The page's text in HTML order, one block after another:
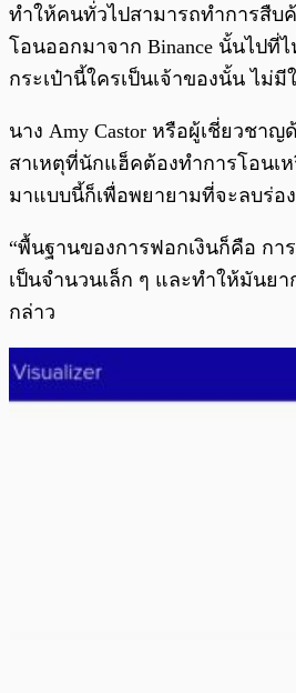
ทำให้คนทั่วไปสามารถทำการสืบ
โอนออกมาจาก Binance นั้นไปที่
กระเป๋านี้ใครเป็นเจ้าของนั้น ไม่มี
นาง Amy Castor หรือผู้เชี่ยวชาญ
สาเหตุที่นักแฮ็คต้องทำการโอนเ
มาแบบนี้ก็เพื่อพยายามที่จะลบร่อ
“พื้นฐานของการฟอกเงินก็คือ กา
เป็นจำนวนเล็ก ๆ และทำให้มันยา
กล่าว